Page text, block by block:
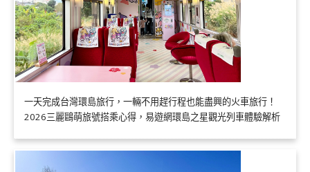
一天完成台灣環島旅行，一輛不用趕行程也能盡興的火車旅行！
2026三麗鷗萌旅號搭乘心得，易遊網環島之星觀光列車體驗解析